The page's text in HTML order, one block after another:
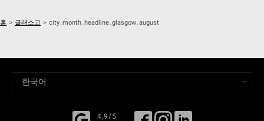
홈 > 글래스고 > city_month_headline_glasgow_august
4,9/5